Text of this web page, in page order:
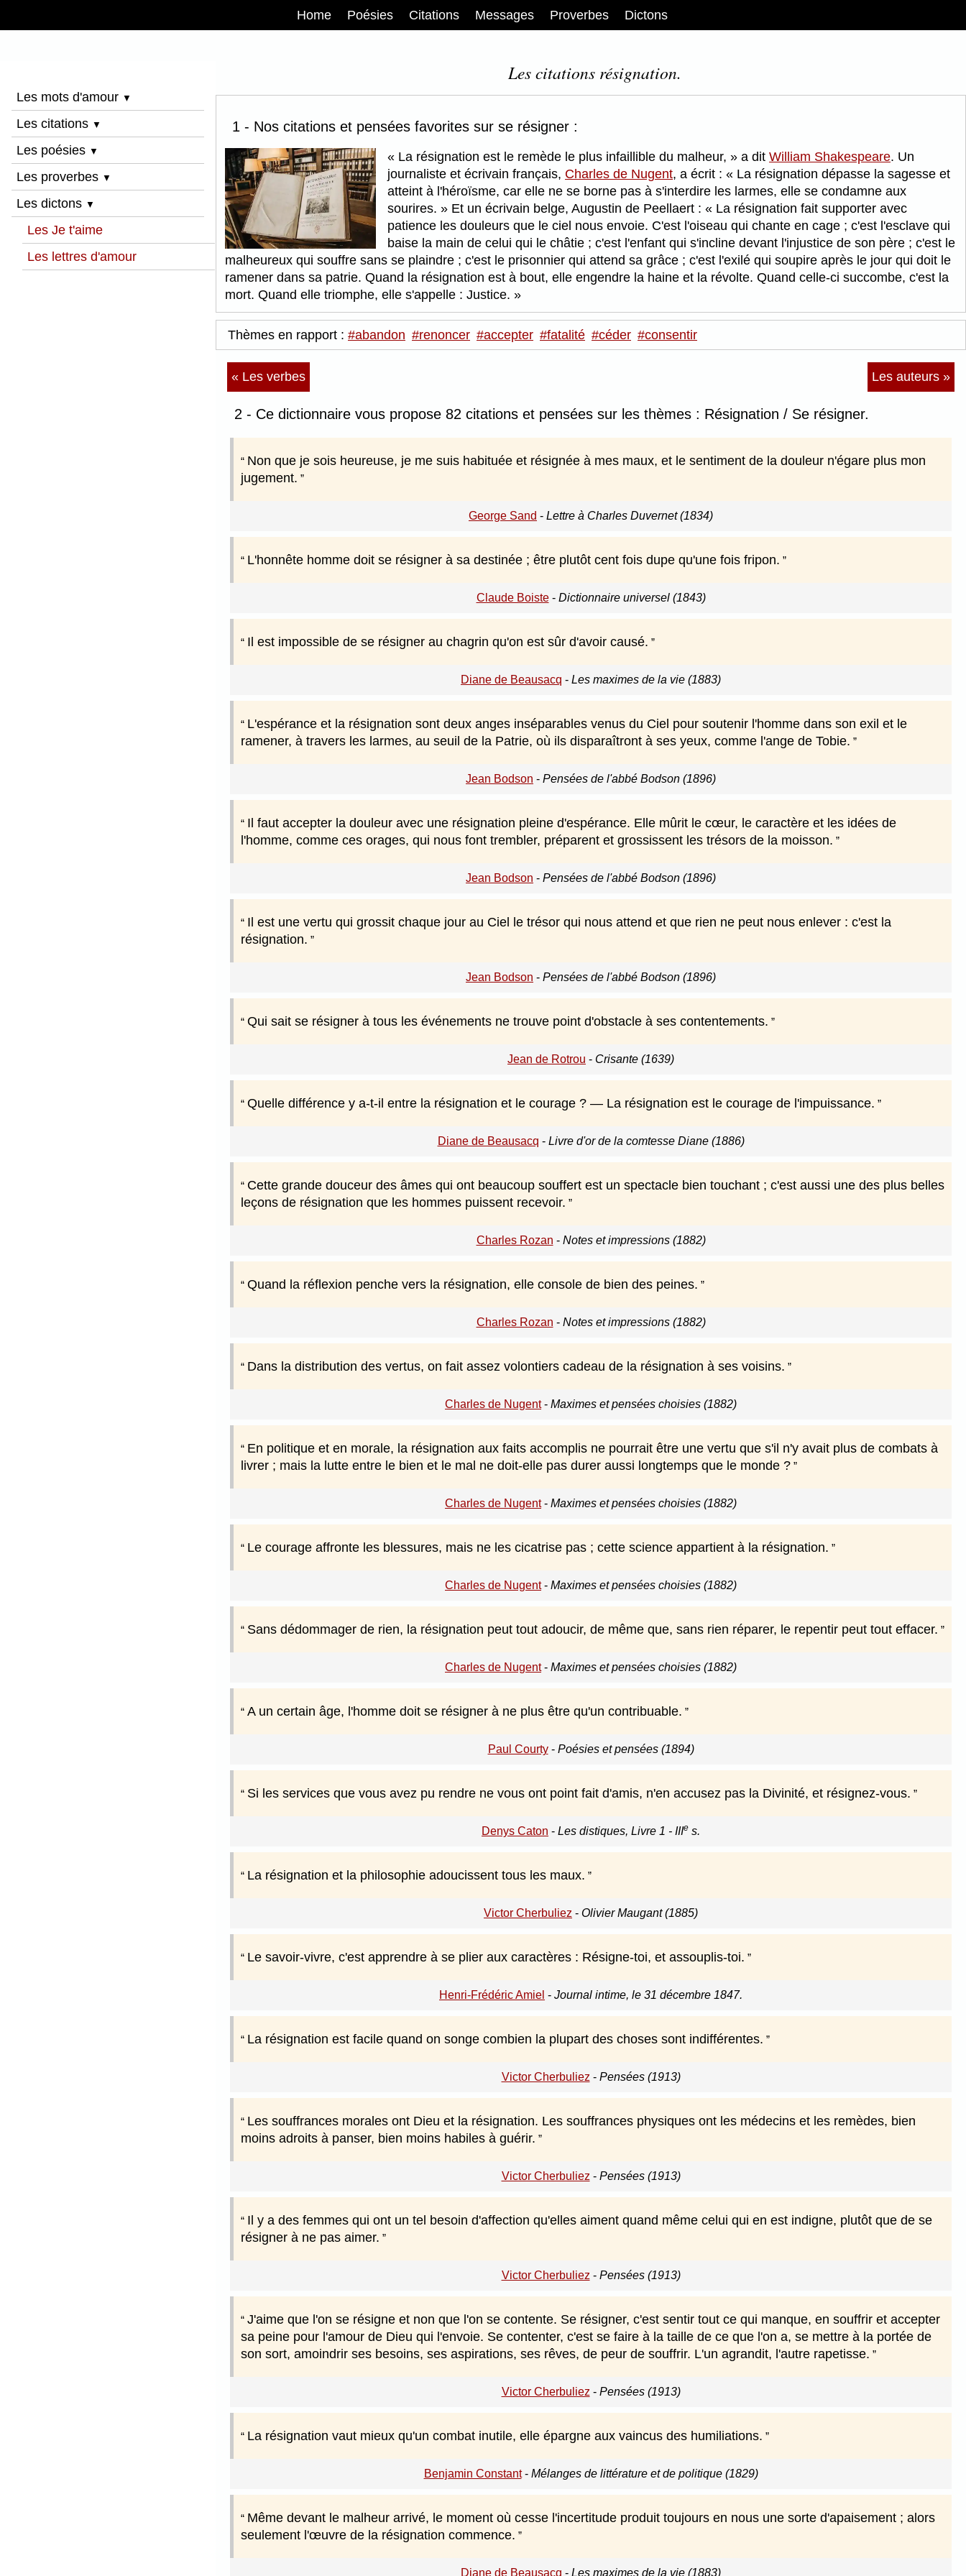
Home Poésies Citations Messages Proverbes Dictons
Les mots d'amour ▼
Les citations ▼
Les poésies ▼
Les proverbes ▼
Les dictons ▼
Les Je t'aime
Les lettres d'amour
Les citations résignation.
1 - Nos citations et pensées favorites sur se résigner :
La résignation est le remède le plus infaillible du malheur, a dit William Shakespeare. Un
journaliste et écrivain français, Charles de Nugent, a écrit :
La résignation dépasse la sagesse et
atteint à l'héroïsme, car elle ne se borne pas à s'interdire les larmes, elle se condamne aux
sourires.
Et un écrivain belge, Augustin de Peellaert :
La résignation fait supporter avec
patience les douleurs que le ciel nous envoie. C'est l'oiseau qui chante en cage ; c'est l'esclave qui
baise la main de celui qui le châtie ; c'est l'enfant qui s'incline devant l'injustice de son père ; c'est le
malheureux qui souffre sans se plaindre ; c'est le prisonnier qui attend sa grâce ; c'est l'exilé qui soupire après le jour qui doit le
ramener dans sa patrie. Quand la résignation est à bout, elle engendre la haine et la révolte. Quand celle-ci succombe, c'est la
mort. Quand elle triomphe, elle s'appelle : Justice.
Thèmes en rapport : #abandon #renoncer #accepter #fatalité #céder #consentir
« Les verbes Les auteurs »
2 - Ce dictionnaire vous propose 82 citations et pensées sur les thèmes : Résignation / Se résigner.
Non que je sois heureuse, je me suis habituée et résignée à mes maux, et le sentiment de la douleur n'égare plus mon
jugement.
George Sand - Lettre à Charles Duvernet (1834)
L'honnête homme doit se résigner à sa destinée ; être plutôt cent fois dupe qu'une fois fripon.
Claude Boiste- Dictionnaire universel (1843)
Il est impossible de se résigner au chagrin qu'on est sûr d'avoir causé.
Diane de Beausacq - Les maximes de la vie (1883)
L'espérance et la résignation sont deux anges inséparables venus du Ciel pour soutenir l'homme dans son exil et le
ramener, à travers les larmes, au seuil de la Patrie, où ils disparaîtront à ses yeux, comme l'ange de Tobie.
Jean Bodson - Pensées de l'abbé Bodson (1896)
Il faut accepter la douleur avec une résignation pleine d'espérance. Elle mûrit le cœur, le caractère et les idées de
l'homme, comme ces orages, qui nous font trembler, préparent et grossissent les trésors de la moisson.
Jean Bodson - Pensées de l'abbé Bodson (1896)
Il est une vertu qui grossit chaque jour au Ciel le trésor qui nous attend et que rien ne peut nous enlever : c'est la
résignation.
Jean Bodson - Pensées de l'abbé Bodson (1896)
Qui sait se résigner à tous les événements ne trouve point d'obstacle à ses contentements.
Jean de Rotrou - Crisante (1639)
Quelle différence y a-t-il entre la résignation et le courage ? — La résignation est le courage de l'impuissance.
Diane de Beausacq - Livre d'or de la comtesse Diane (1886)
Cette grande douceur des âmes qui ont beaucoup souffert est un spectacle bien touchant ; c'est aussi une des plus belles
leçons de résignation que les hommes puissent recevoir.
Charles Rozan - Notes et impressions (1882)
Quand la réflexion penche vers la résignation, elle console de bien des peines.
Charles Rozan - Notes et impressions (1882)
Dans la distribution des vertus, on fait assez volontiers cadeau de la résignation à ses voisins.
Charles de Nugent- Maximes et pensées choisies (1882)
En politique et en morale, la résignation aux faits accomplis ne pourrait être une vertu que s'il n'y avait plus de combats à
livrer ; mais la lutte entre le bien et le mal ne doit-elle pas durer aussi longtemps que le monde ?
Charles de Nugent- Maximes et pensées choisies (1882)
Le courage affronte les blessures, mais ne les cicatrise pas ; cette science appartient à la résignation.
Charles de Nugent- Maximes et pensées choisies (1882)
Sans dédommager de rien, la résignation peut tout adoucir, de même que, sans rien réparer, le repentir peut tout effacer.
Charles de Nugent- Maximes et pensées choisies (1882)
A un certain âge, l'homme doit se résigner à ne plus être qu'un contribuable.
Paul Courty- Poésies et pensées (1894)
Si les services que vous avez pu rendre ne vous ont point fait d'amis, n'en accusez pas la Divinité, et résignez-vous.
Denys Caton - Les distiques, Livre 1 - IIIe s.
La résignation et la philosophie adoucissent tous les maux.
Victor Cherbuliez - Olivier Maugant (1885)
Le savoir-vivre, c'est apprendre à se plier aux caractères : Résigne-toi, et assouplis-toi.
Henri-Frédéric Amiel - Journal intime, le 31 décembre 1847.
La résignation est facile quand on songe combien la plupart des choses sont indifférentes.
Victor Cherbuliez - Pensées (1913)
Les souffrances morales ont Dieu et la résignation. Les souffrances physiques ont les médecins et les remèdes, bien
moins adroits à panser, bien moins habiles à guérir.
Victor Cherbuliez - Pensées (1913)
Il y a des femmes qui ont un tel besoin d'affection qu'elles aiment quand même celui qui en est indigne, plutôt que de se
résigner à ne pas aimer.
Victor Cherbuliez - Pensées (1913)
J'aime que l'on se résigne et non que l'on se contente. Se résigner, c'est sentir tout ce qui manque, en souffrir et accepter
sa peine pour l'amour de Dieu qui l'envoie. Se contenter, c'est se faire à la taille de ce que l'on a, se mettre à la portée de
son sort, amoindrir ses besoins, ses aspirations, ses rêves, de peur de souffrir. L'un agrandit, l'autre rapetisse.
Victor Cherbuliez - Pensées (1913)
La résignation vaut mieux qu'un combat inutile, elle épargne aux vaincus des humiliations.
Benjamin Constant- Mélanges de littérature et de politique (1829)
Même devant le malheur arrivé, le moment où cesse l'incertitude produit toujours en nous une sorte d'apaisement ; alors
seulement l'œuvre de la résignation commence.
Diane de Beausacq - Les maximes de la vie (1883)